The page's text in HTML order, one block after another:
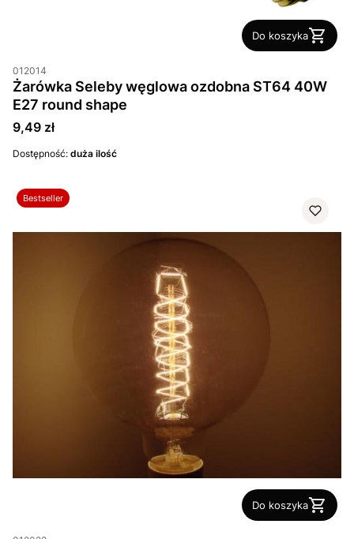
Do koszyka
012014
Żarówka Seleby węglowa ozdobna ST64 40W
E27 round shape
Cena
9,49 zł
Dostępność: duża ilość
Bestseller
Do koszyka